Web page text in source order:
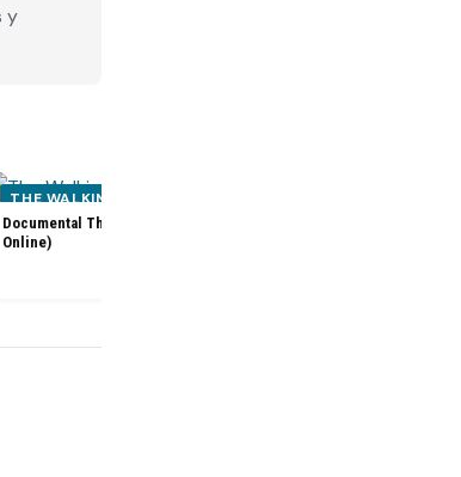
y
THE WALKING DEAD
Documental The Walking Dead: The Return (Subtitulado
Online)